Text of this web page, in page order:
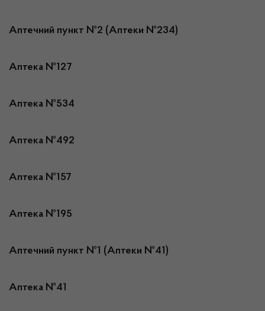
Аптечний пункт №2 (Аптеки №234)
Аптека №127
Аптека №534
Аптека №492
Аптека №157
Аптека №195
Аптечний пункт №1 (Аптеки №41)
Аптека №41